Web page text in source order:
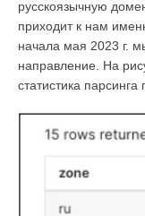
русскоязычную
приходит к нам
начала мая 2023 г.
направление. На
статистика